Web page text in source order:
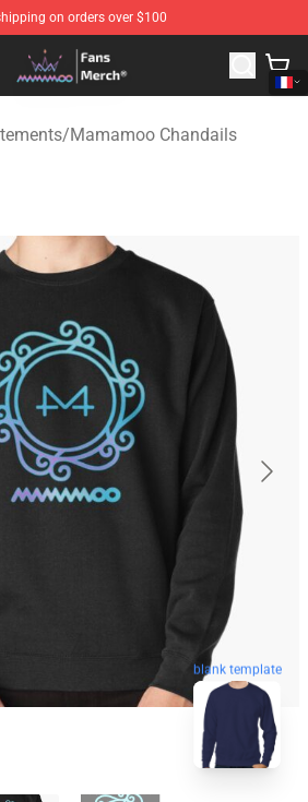
on orders over $100
- Official Mamamoo Merchandise Shop
/Mamamoo Chandails
blank template